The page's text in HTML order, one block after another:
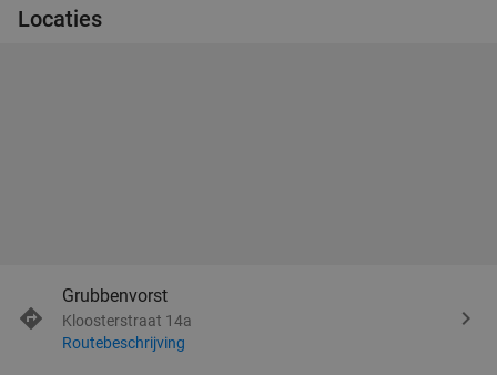
Locaties
Grubbenvorst
Kloosterstraat 14a
Routebeschrijving